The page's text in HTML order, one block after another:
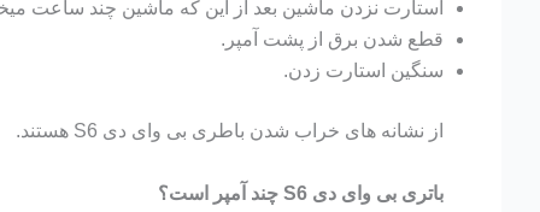
استارت نزدن ماشین بعد از این که ماشین چند ساعت
قطع شدن برق از پشت آمپر.
سنگین استارت زدن.
از نشانه های خراب شدن باطری بی وای دی S6 هستند.
باتری بی وای دی S6 چند آمپر است؟